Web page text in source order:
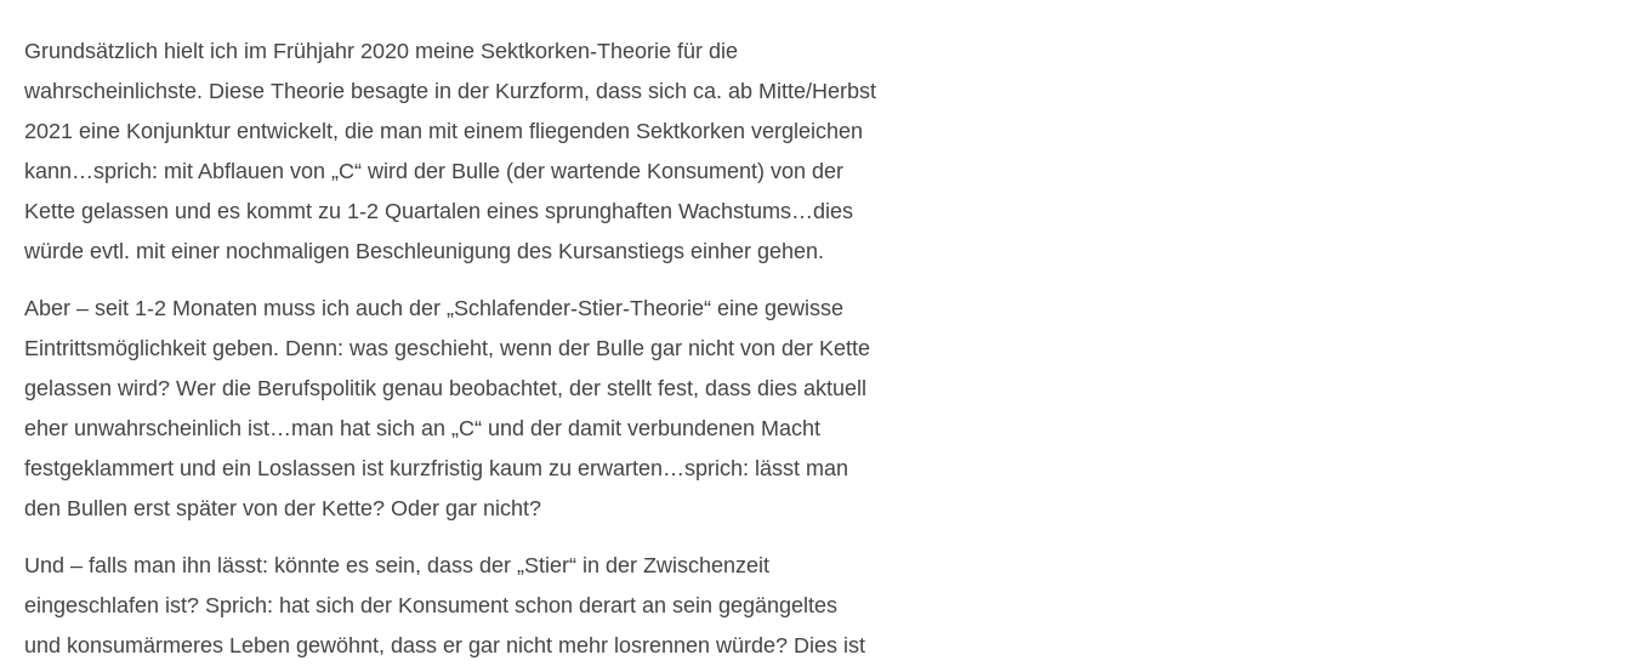
Grundsätzlich hielt ich im Frühjahr 2020 meine Sektkorken-Theorie für die
wahrscheinlichste. Diese Theorie besagte in der Kurzform, dass sich ca. ab Mitte/Herbst
2021 eine Konjunktur entwickelt, die man mit einem fliegenden Sektkorken vergleichen
kann…sprich: mit Abflauen von „C“ wird der Bulle (der wartende Konsument) von der
Kette gelassen und es kommt zu 1-2 Quartalen eines sprunghaften Wachstums…dies
würde evtl. mit einer nochmaligen Beschleunigung des Kursanstiegs einher gehen.
Aber – seit 1-2 Monaten muss ich auch der „Schlafender-Stier-Theorie“ eine gewisse
Eintrittsmöglichkeit geben. Denn: was geschieht, wenn der Bulle gar nicht von der Kette
gelassen wird? Wer die Berufspolitik genau beobachtet, der stellt fest, dass dies aktuell
eher unwahrscheinlich ist…man hat sich an „C“ und der damit verbundenen Macht
festgeklammert und ein Loslassen ist kurzfristig kaum zu erwarten…sprich: lässt man
den Bullen erst später von der Kette? Oder gar nicht?
Und – falls man ihn lässt: könnte es sein, dass der „Stier“ in der Zwischenzeit
eingeschlafen ist? Sprich: hat sich der Konsument schon derart an sein gegängeltes
und konsumärmeres Leben gewöhnt, dass er gar nicht mehr losrennen würde? Dies ist